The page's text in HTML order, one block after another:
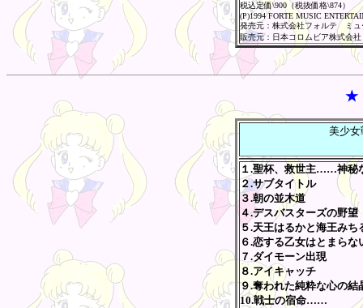
税込定価\900（税抜価格\874）
(P)1994 FORTE MUSIC
発売元：株式会社フォルテ ミュ
販売元：日本コロムビア株式会社
★
美少女
１.聖杯、救世主……神秘
２.サブタイトル
３.朝の並木道
４.デスバスターズの野望
５.天王はるかと海王みち
６.恋する乙女はとまらな
７.ダイモーン出現
８.アイキャッチ
９.奪われた純粋な心の結
10.戦士の宿命……